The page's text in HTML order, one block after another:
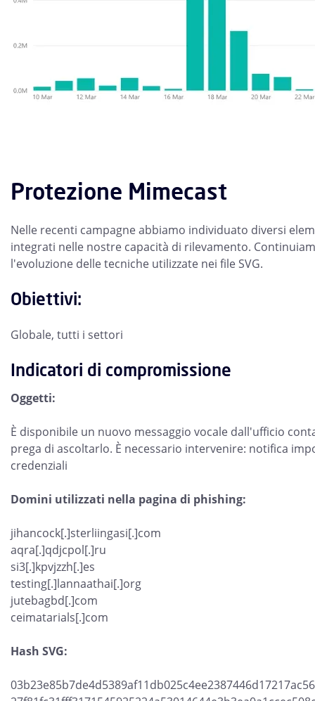
Protezione Mimecast
Nelle recenti campagne abbiamo individuato diversi
integrati nelle nostre capacità di rilevamento.
l'evoluzione delle tecniche utilizzate nei file SVG.
Obiettivi:
Globale, tutti i settori
Indicatori di compromissione
Oggetti:
È disponibile un nuovo messaggio vocale dall'ufficio
prega di ascoltarlo. È necessario intervenire: notifica
credenziali
Domini utilizzati nella pagina di phishing:
jihancock[.]sterliingasi[.]com
aqra[.]qdjcpol[.]ru
si3[.]kpvjzzh[.]es
testing[.]lannaathai[.]org
jutebagbd[.]com
ceimatarials[.]com
Hash SVG: